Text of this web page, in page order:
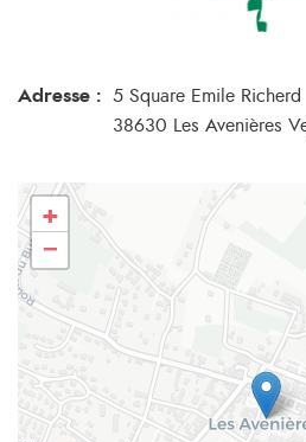
Adresse :
5 Square Emile Richerd
38630 Les Avenières
+
−